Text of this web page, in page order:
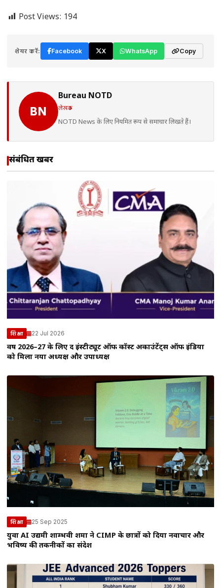
Post Views: 194
शेयर करें: Facebook X WhatsApp Copy
BN
Bureau NOTD
लेखक
NOTD News के लिए नियमित रूप से समाचार लिखते हैं।
संबंधित खबरें
शिक्षा 22 Jul 2026
वर्ष 2026–27 के लिए द इंस्टीट्यूट ऑफ कॉस्ट अकाउंटेंट्स ऑफ इंडिया
को मिला नया अध्यक्ष और उपाध्यक्ष
शिक्षा 25 Sep 2025
युवा AI उद्यमी शाम्भवी शर्मा ने CIMP के छात्रों को दिया नवाचार और
भविष्य की तकनीकों का संदेश